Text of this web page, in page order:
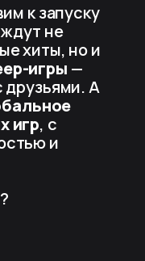
к запуску
не
хиты, но и
игры —
друзьями. А
игр, с
и